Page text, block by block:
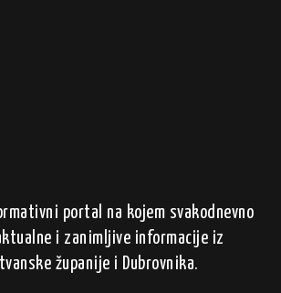
portal na kojem svakodnevno
i zanimljive informacije iz
županije i Dubrovnika.